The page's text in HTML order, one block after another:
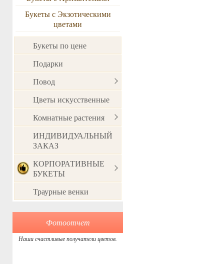
Букеты с Экзотическими
цветами
Букеты по цене
Подарки
Повод
Цветы искусственные
Комнатные растения
ИНДИВИДУАЛЬНЫЙ
ЗАКАЗ
КОРПОРАТИВНЫЕ
БУКЕТЫ
Траурные венки
Фотоотчет
Наши счастливые получатели цветов.